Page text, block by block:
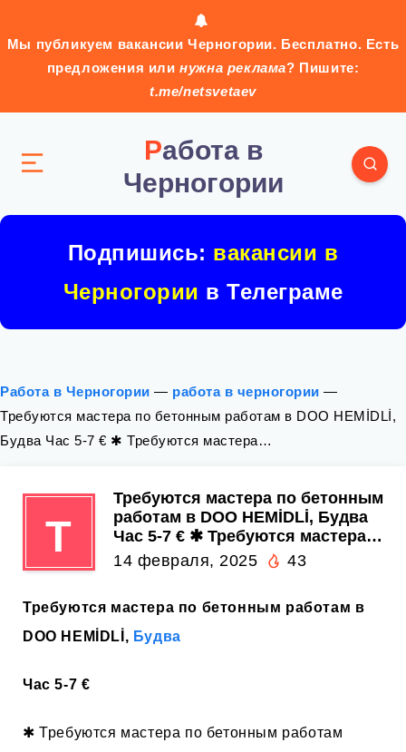
Мы публикуем вакансии Черногории. Бесплатно. Есть
предложения илинужна реклама? Пишите:
t.me/netsvetaev
Работа в
Черногории
Подпишись: вакансии в
Черногории в Телеграме
Работа в Черногории — работа в черногории —
Требуются мастера по бетонным работам в DOO HEMİDLİ,
Будва Час 5-7 € ✱ Требуются мастера…
Т
Требуются мастера по бетонным
работам в DOO HEMİDLİ, Будва
Час 5-7 € ✱ Требуются мастера…
14 февраля, 2025
43
Требуются мастера по бетонным работам в
DOO HEMİDLİ, Будва
Час 5-7 €
✱ Требуются мастера по бетонным работам